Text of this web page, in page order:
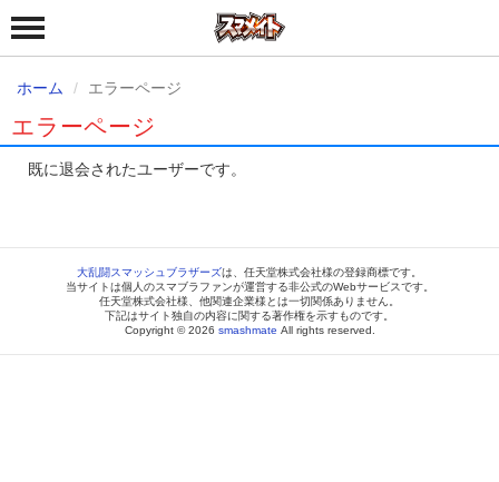
ホーム エラーページ
エラーページ
既に退会されたユーザーです。
大乱闘スマッシュブラザーズは、任天堂株式会社様の登録商標です。
当サイトは個人のスマブラファンが運営する非公式のWebサービスです。
任天堂株式会社様、他関連企業様とは一切関係ありません。
下記はサイト独自の内容に関する著作権を示すものです。
Copyright © 2026 smashmate All rights reserved.